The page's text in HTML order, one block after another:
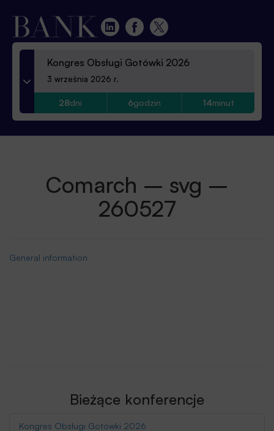
Kongres Obsługi Gotówki 2026
3 września 2026 r.
28dni 6godzin 14minut
Comarch – svg –
260527
General information
Bieżące konferencje
Kongres Obsługi Gotówki 2026